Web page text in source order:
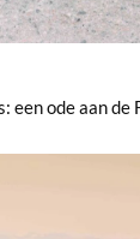
een ode aan de